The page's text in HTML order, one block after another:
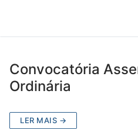
Convocatória
Ordinária
LER MAIS →